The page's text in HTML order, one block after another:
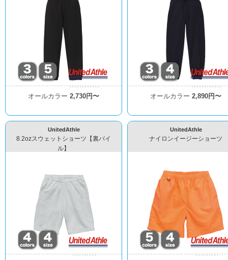
オールカラー 2,730円〜 オールカラー 2,890円〜
UnitedAthle
8.2ozスウェットショーツ【裏パイ
ル】
UnitedAthle
ナイロンイージーショーツ